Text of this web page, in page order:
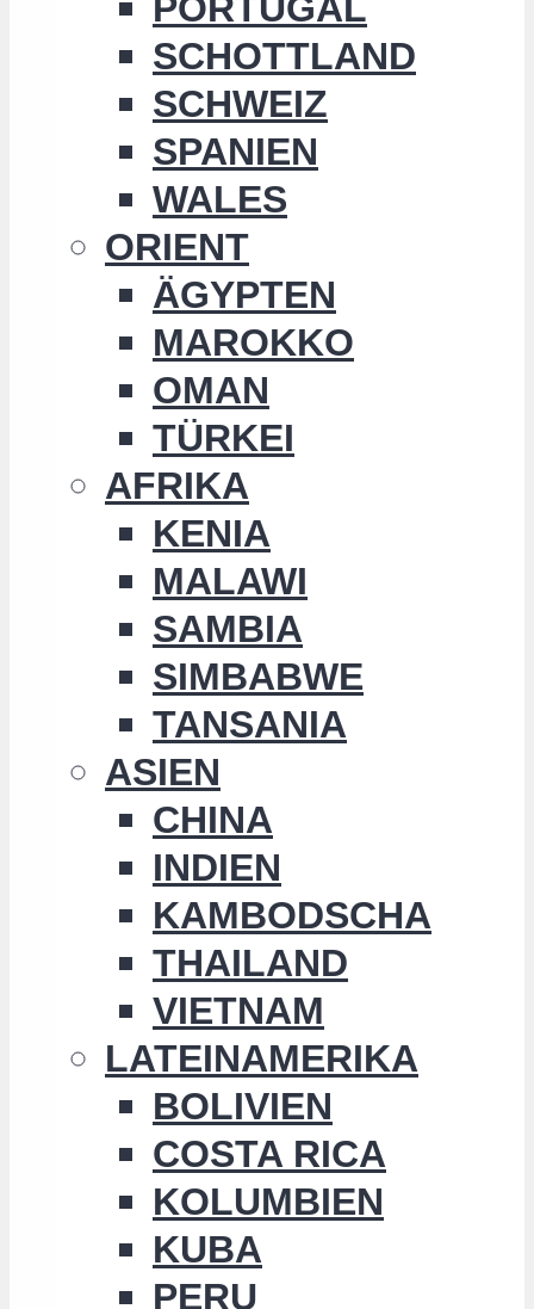
SCHOTTLAND
SCHWEIZ
SPANIEN
WALES
ORIENT
ÄGYPTEN
MAROKKO
OMAN
TÜRKEI
AFRIKA
KENIA
MALAWI
SAMBIA
SIMBABWE
TANSANIA
ASIEN
CHINA
INDIEN
KAMBODSCHA
THAILAND
VIETNAM
LATEINAMERIKA
BOLIVIEN
COSTA RICA
KOLUMBIEN
KUBA
PERU